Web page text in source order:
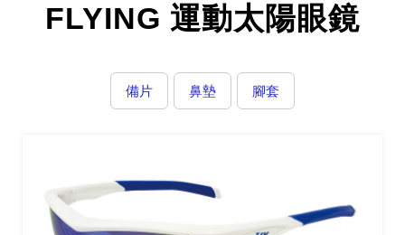
FLYING 運動太陽眼鏡
備片 鼻墊 腳套